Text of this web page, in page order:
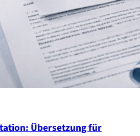
Übersetzung für